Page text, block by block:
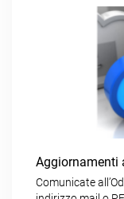
Aggiornamenti
Comunicate